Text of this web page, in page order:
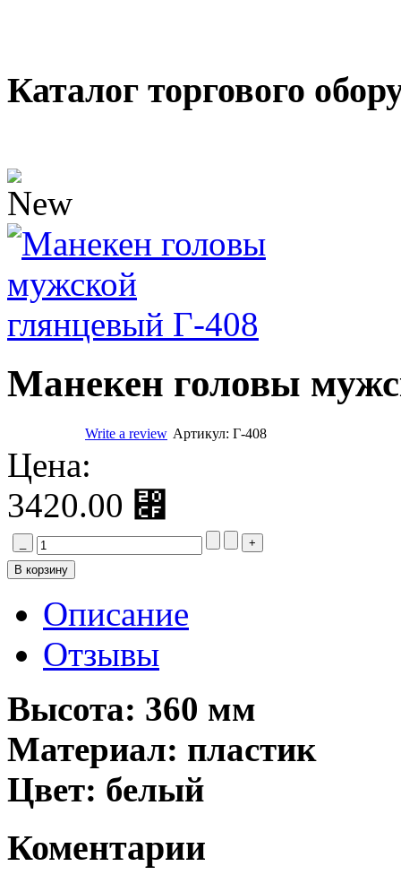
Каталог торгового
Манекен головы
Write a review Артикул: Г-408
Цена:
3420.00 ⃏
Описание
Отзывы
Высота: 360 мм
Материал: пластик
Цвет: белый
Коментарии